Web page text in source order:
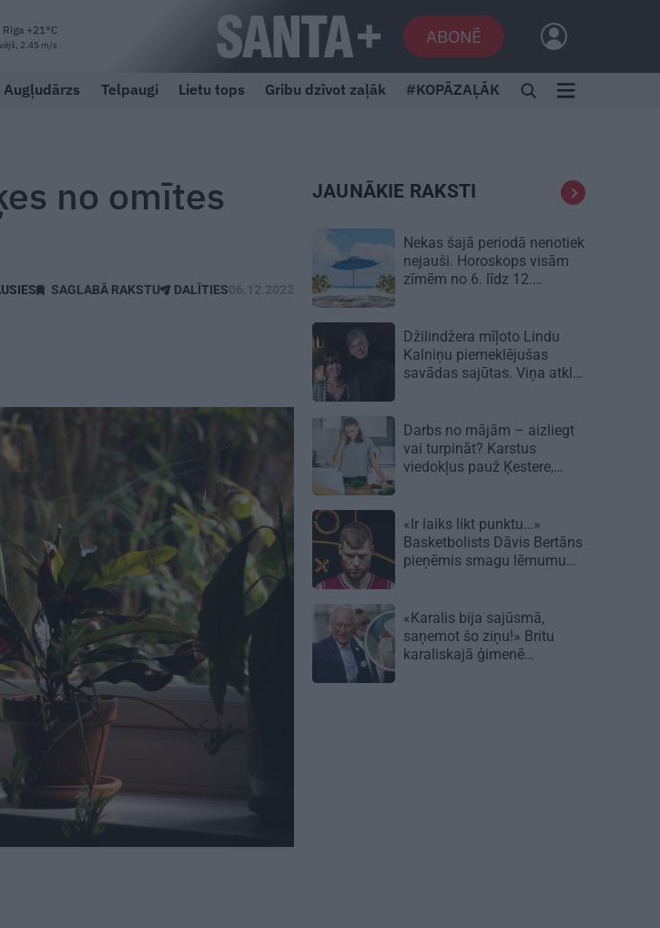
Rīga +21°C
2.45 m/s ABONĒ
Augļudārzs Telpaugi Lietu tops Gribu dzīvot zaļāk #KOPĀZAĻĀK
no omītes
SAGLABĀ RAKSTU DALĪTIES06.12.2022
JAUNĀKIE RAKSTI
Nekas šajā periodā nenotiek
nejauši. Horoskops visām
zīmēm no 6. līdz 12.
Džilindžera mīļoto Lindu
Kalniņu piemeklējušas
savādas sajūtas. Viņa atklāj
Darbs no mājām – aizliegt
vai turpināt? Karstus
viedokļus pauž Ķestere,
«Ir laiks likt punktu…»
Basketbolists Dāvis Bertāns
pieņēmis smagu lēmumu
«Karalis bija sajūsmā,
saņemot šo ziņu!» Britu
karaliskajā ģimenē